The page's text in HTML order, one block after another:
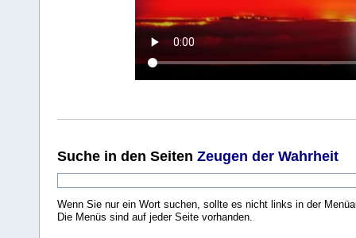
Suche in den Seiten Zeugen der Wahrheit
Wenn Sie nur ein Wort suchen, sollte es nicht links in der
Die Menüs sind auf jeder Seite vorhanden.